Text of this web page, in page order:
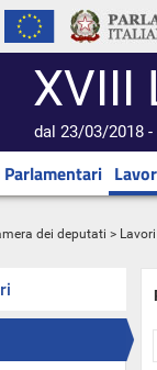
XVIII
dal 23/03/2018
dei deputati > Lavori